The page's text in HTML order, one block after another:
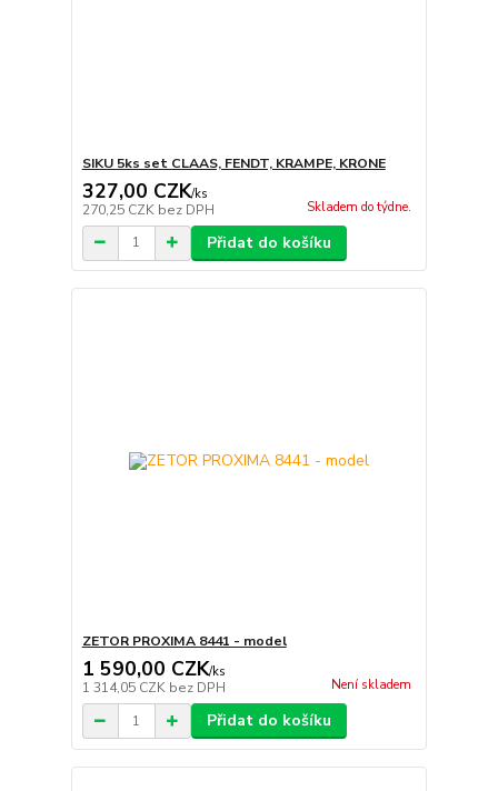
SIKU 5ks set CLAAS, FENDT, KRAMPE, KRONE
327,00 CZK/ks
270,25 CZK bez DPH Skladem do týdne.
Přidat do košíku
ZETOR PROXIMA 8441 - model
1 590,00 CZK/ks
1 314,05 CZK bez DPH Není skladem
Přidat do košíku